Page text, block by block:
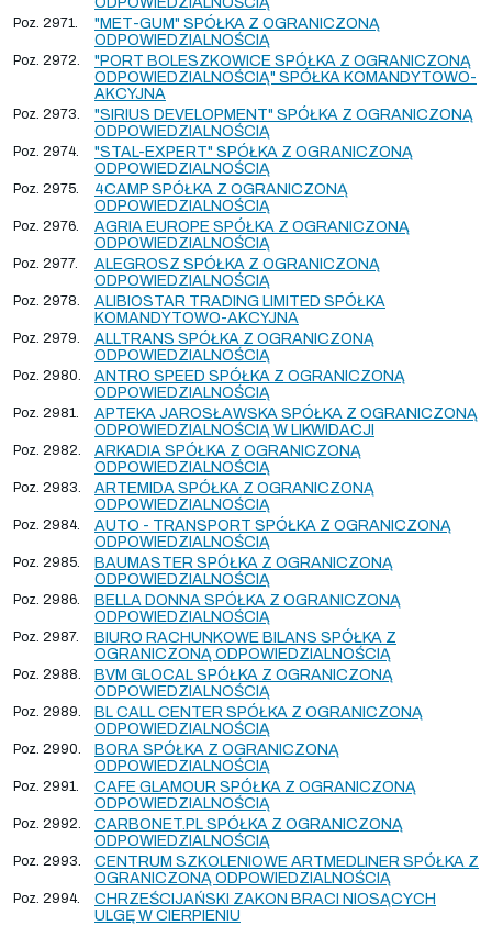
Poz. 2971.
"MET-GUM" SPÓŁKA Z OGRANICZONĄ
ODPOWIEDZIALNOŚCIĄ
Poz. 2972.
"PORT BOLESZKOWICE SPÓŁKA Z OGRANICZONĄ
ODPOWIEDZIALNOŚCIĄ" SPÓŁKA KOMANDYTOWO-
AKCYJNA
Poz. 2973.
"SIRIUS DEVELOPMENT" SPÓŁKA Z OGRANICZONĄ
ODPOWIEDZIALNOŚCIĄ
Poz. 2974.
"STAL-EXPERT" SPÓŁKA Z OGRANICZONĄ
ODPOWIEDZIALNOŚCIĄ
Poz. 2975.
4CAMP SPÓŁKA Z OGRANICZONĄ
ODPOWIEDZIALNOŚCIĄ
Poz. 2976.
AGRIA EUROPE SPÓŁKA Z OGRANICZONĄ
ODPOWIEDZIALNOŚCIĄ
Poz. 2977.
ALEGROSZ SPÓŁKA Z OGRANICZONĄ
ODPOWIEDZIALNOŚCIĄ
Poz. 2978.
ALIBIOSTAR TRADING LIMITED SPÓŁKA
KOMANDYTOWO-AKCYJNA
Poz. 2979.
ALLTRANS SPÓŁKA Z OGRANICZONĄ
ODPOWIEDZIALNOŚCIĄ
Poz. 2980.
ANTRO SPEED SPÓŁKA Z OGRANICZONĄ
ODPOWIEDZIALNOŚCIĄ
Poz. 2981.
APTEKA JAROSŁAWSKA SPÓŁKA Z OGRANICZONĄ
ODPOWIEDZIALNOŚCIĄ W LIKWIDACJI
Poz. 2982.
ARKADIA SPÓŁKA Z OGRANICZONĄ
ODPOWIEDZIALNOŚCIĄ
Poz. 2983.
ARTEMIDA SPÓŁKA Z OGRANICZONĄ
ODPOWIEDZIALNOŚCIĄ
Poz. 2984.
AUTO - TRANSPORT SPÓŁKA Z OGRANICZONĄ
ODPOWIEDZIALNOŚCIĄ
Poz. 2985.
BAUMASTER SPÓŁKA Z OGRANICZONĄ
ODPOWIEDZIALNOŚCIĄ
Poz. 2986.
BELLA DONNA SPÓŁKA Z OGRANICZONĄ
ODPOWIEDZIALNOŚCIĄ
Poz. 2987.
BIURO RACHUNKOWE BILANS SPÓŁKA Z
OGRANICZONĄ ODPOWIEDZIALNOŚCIĄ
Poz. 2988.
BVM GLOCAL SPÓŁKA Z OGRANICZONĄ
ODPOWIEDZIALNOŚCIĄ
Poz. 2989.
BL CALL CENTER SPÓŁKA Z OGRANICZONĄ
ODPOWIEDZIALNOŚCIĄ
Poz. 2990.
BORA SPÓŁKA Z OGRANICZONĄ
ODPOWIEDZIALNOŚCIĄ
Poz. 2991.
CAFE GLAMOUR SPÓŁKA Z OGRANICZONĄ
ODPOWIEDZIALNOŚCIĄ
Poz. 2992.
CARBONET.PL SPÓŁKA Z OGRANICZONĄ
ODPOWIEDZIALNOŚCIĄ
Poz. 2993.
CENTRUM SZKOLENIOWE ARTMEDLINER SPÓŁKA Z
OGRANICZONĄ ODPOWIEDZIALNOŚCIĄ
Poz. 2994.
CHRZEŚCIJAŃSKI ZAKON BRACI NIOSĄCYCH
ULGĘ W CIERPIENIU